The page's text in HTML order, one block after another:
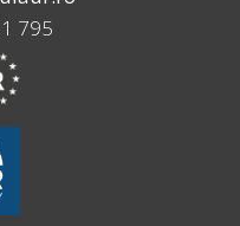
795